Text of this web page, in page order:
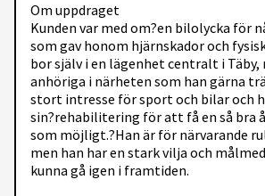
Om uppdraget
Kunden var med om?en bilolycka för
som gav honom hjärnskador och
bor själv i en lägenhet centralt i Täby,
anhöriga i närheten som han gärna
stort intresse för sport och bilar och
sin?rehabilitering för att få en så bra
som möjligt.?Han är för närvarande
men han har en stark vilja och
kunna gå igen i framtiden.